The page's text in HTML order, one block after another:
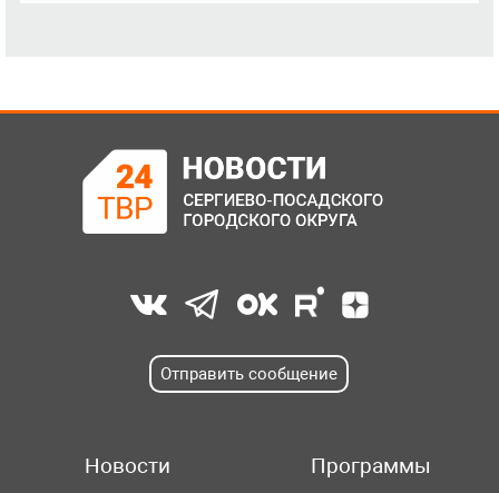
Отправить сообщение
Новости
Программы